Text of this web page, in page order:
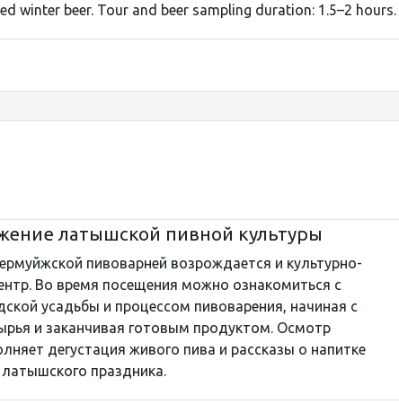
winter beer. Tour and beer sampling duration: 1.5–2 hours.
латышской пивной культуры
пивоварней возрождается и культурно-
Во время посещения можно ознакомиться с
усадьбы и процессом пивоварения, начиная с
и заканчивая готовым продуктом. Осмотр
дегустация живого пива и рассказы о напитке
праздника.